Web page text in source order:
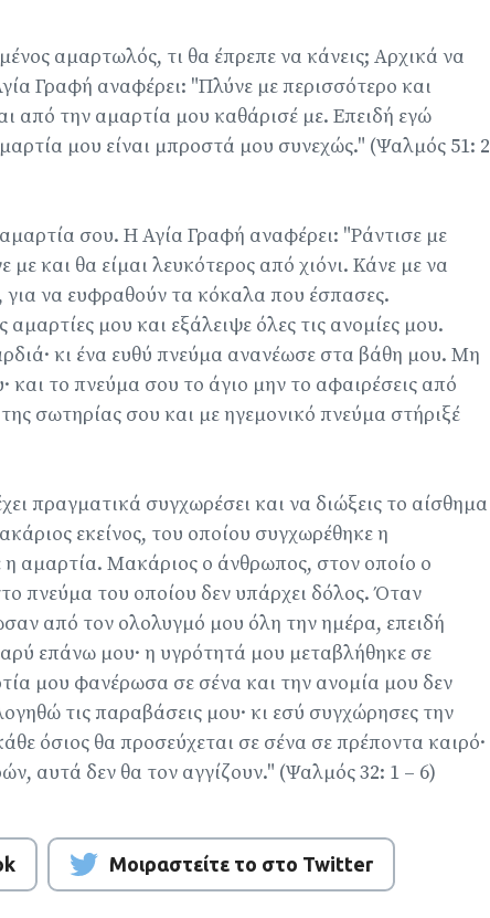
αμαρτωλός, τι θα έπρεπε να κάνεις; Αρχικά να
Γραφή αναφέρει: "Πλύνε με περισσότερο και
από την αμαρτία μου καθάρισέ με. Επειδή εγώ
μου είναι μπροστά μου συνεχώς." (Ψαλμός 51: 2
σου. Η Αγία Γραφή αναφέρει: "Ράντισε με
και θα είμαι λευκότερος από χιόνι. Κάνε με να
να ευφραθούν τα κόκαλα που έσπασες.
μου και εξάλειψε όλες τις ανομίες μου.
κι ένα ευθύ πνεύμα ανανέωσε στα βάθη μου. Μη
το πνεύμα σου το άγιο μην το αφαιρέσεις από
σωτηρίας σου και με ηγεμονικό πνεύμα στήριξέ
πραγματικά συγχωρέσει και να διώξεις το αίσθημα
εκείνος, του οποίου συγχωρέθηκε η
αμαρτία. Μακάριος ο άνθρωπος, στον οποίο ο
πνεύμα του οποίου δεν υπάρχει δόλος. Όταν
από τον ολολυγμό μου όλη την ημέρα, επειδή
επάνω μου· η υγρότητά μου μεταβλήθηκε σε
μου φανέρωσα σε σένα και την ανομία μου δεν
τις παραβάσεις μου· κι εσύ συγχώρησες την
όσιος θα προσεύχεται σε σένα σε πρέποντα καιρό·
αυτά δεν θα τον αγγίζουν." (Ψαλμός 32: 1 – 6)
Μοιραστείτε το στο Twitter